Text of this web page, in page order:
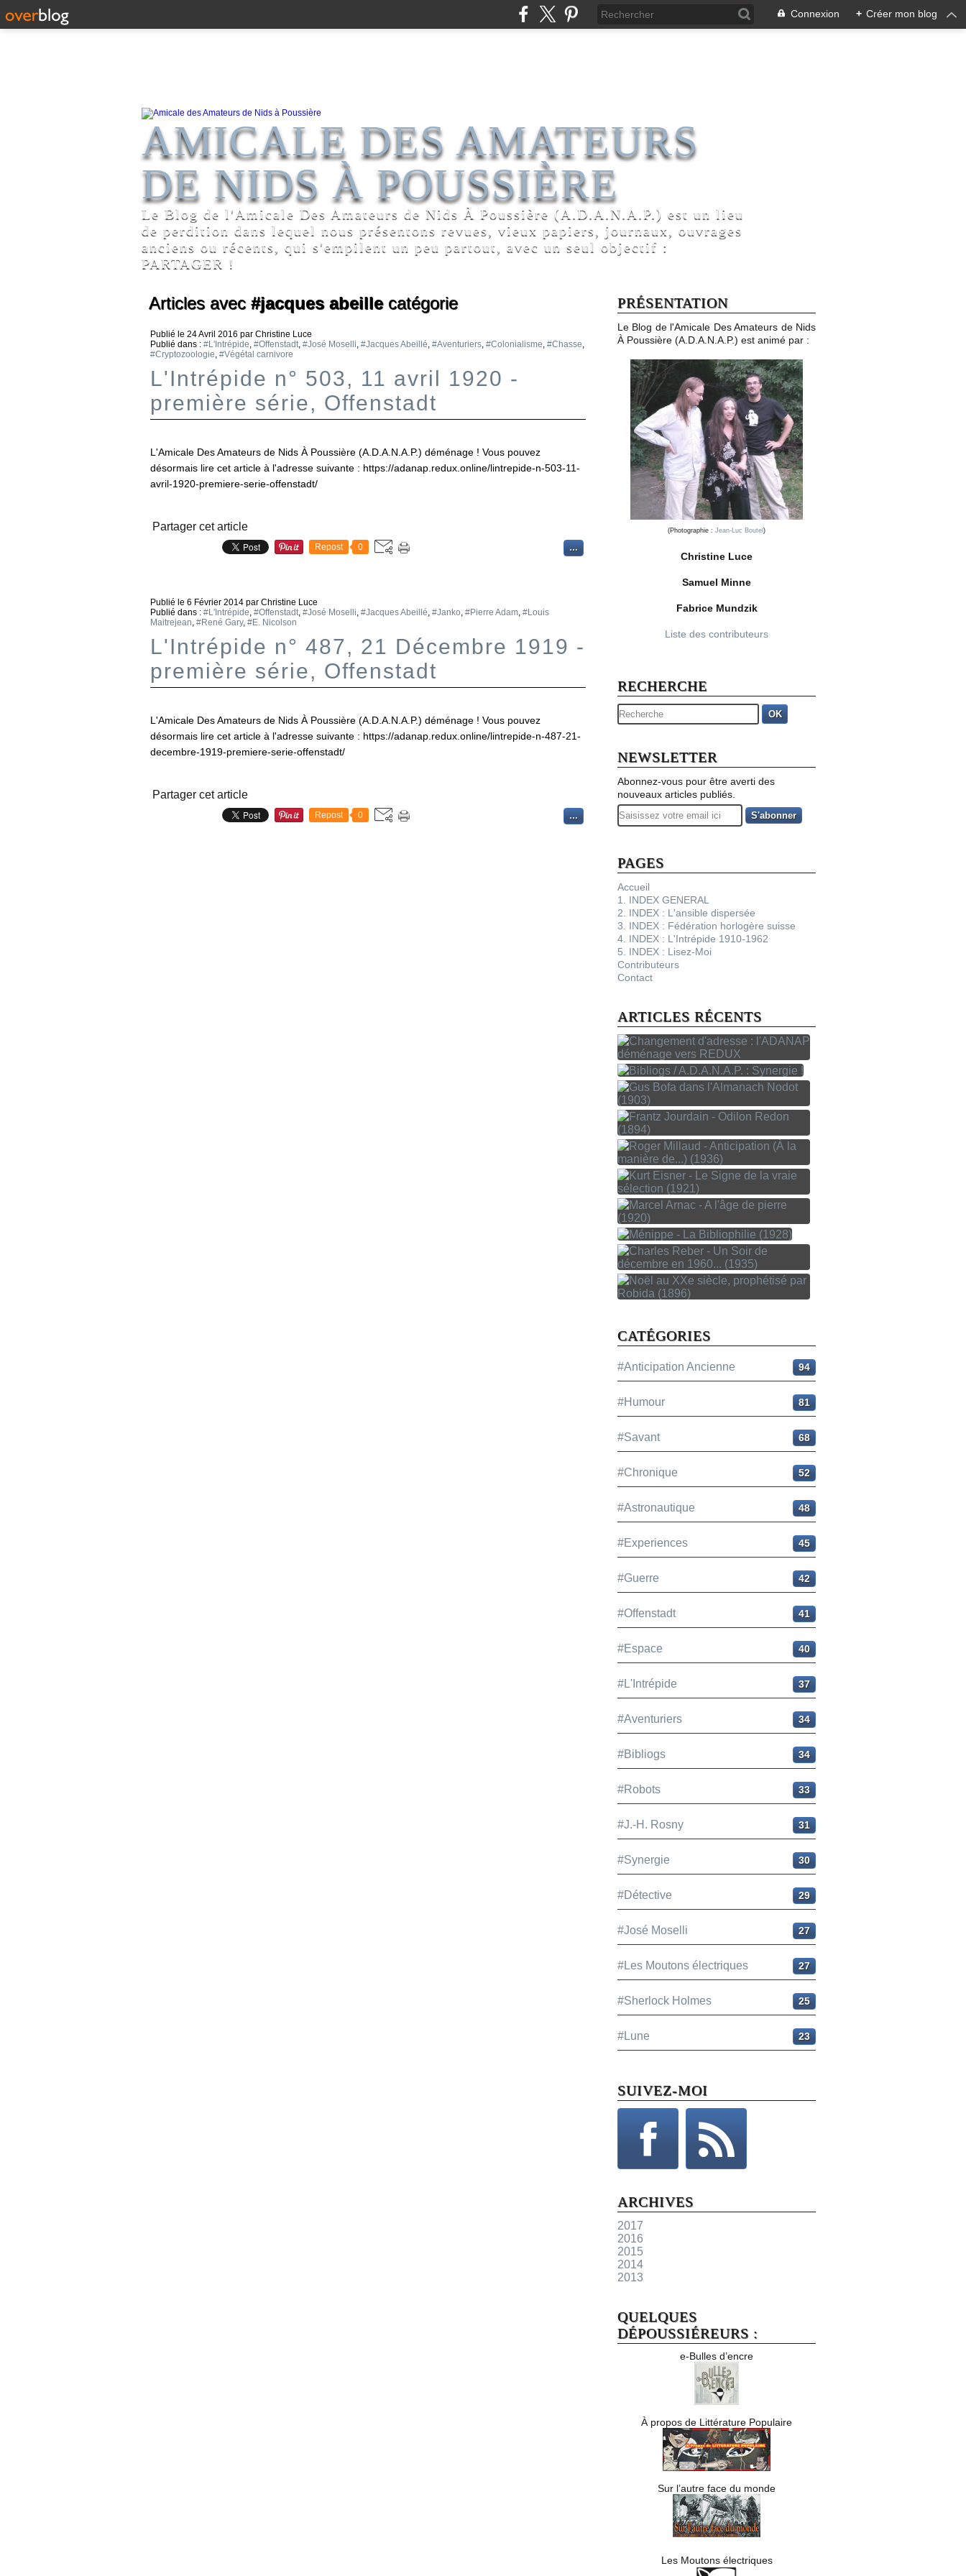
Connexion + Créer mon blog
AMICALE DES AMATEURS
DE NIDS À POUSSIÈRE
Le Blog de l'Amicale Des Amateurs de Nids À Poussière (A.D.A.N.A.P.) est un lieu
de perdition dans lequel nous présentons revues, vieux papiers, journaux, ouvrages
anciens ou récents, qui s'empilent un peu partout, avec un seul objectif :
PARTAGER !
Articles avec #jacques abeillecatégorie
Publié le 24 Avril 2016 par Christine Luce
Publié dans : #L'Intrépide, #Offenstadt, #José Moselli, #Jacques Abeillé, #Aventuriers, #Colonialisme, #Chasse,
#Cryptozoologie, #Végétal carnivore
L'Intrépide n° 503, 11 avril 1920 -
première série, Offenstadt
L'Amicale Des Amateurs de Nids À Poussière (A.D.A.N.A.P.) déménage ! Vous pouvez
désormais lire cet article à l'adresse suivante : https://adanap.redux.online/lintrepide-n-503-11-
avril-1920-premiere-serie-offenstadt/
Partager cet article
Repost 0 …
Publié le 6 Février 2014 par Christine Luce
Publié dans : #L'Intrépide, #Offenstadt, #José Moselli, #Jacques Abeillé, #Janko, #Pierre Adam, #Louis
Maitrejean, #René Gary, #E. Nicolson
L'Intrépide n° 487, 21 Décembre 1919 -
première série, Offenstadt
L'Amicale Des Amateurs de Nids À Poussière (A.D.A.N.A.P.) déménage ! Vous pouvez
désormais lire cet article à l'adresse suivante : https://adanap.redux.online/lintrepide-n-487-21-
decembre-1919-premiere-serie-offenstadt/
Partager cet article
Repost 0 …
PRÉSENTATION
Le Blog de l'Amicale Des Amateurs de Nids
À Poussière (A.D.A.N.A.P.) est animé par :
(Photographie : Jean-Luc Boutel )
Christine Luce
Samuel Minne
Fabrice Mundzik
Liste des contributeurs
RECHERCHE
OK
NEWSLETTER
Abonnez-vous pour être averti des
nouveaux articles publiés.
Email
PAGES
Accueil
1. INDEX GENERAL
2. INDEX : L'ansible dispersée
3. INDEX : Fédération horlogère suisse
4. INDEX : L'Intrépide 1910-1962
5. INDEX : Lisez-Moi
Contributeurs
Contact
ARTICLES RÉCENTS
CATÉGORIES
#Anticipation Ancienne 94
#Humour 81
#Savant 68
#Chronique 52
#Astronautique 48
#Experiences 45
#Guerre 42
#Offenstadt 41
#Espace 40
#L'Intrépide 37
#Aventuriers 34
#Bibliogs 34
#Robots 33
#J.-H. Rosny 31
#Synergie 30
#Détective 29
#José Moselli 27
#Les Moutons électriques 27
#Sherlock Holmes 25
#Lune 23
SUIVEZ-MOI
ARCHIVES
2017
2016
2015
2014
2013
QUELQUES
DÉPOUSSIÉREURS :
e-Bulles d’encre
À propos de Littérature Populaire
Sur l’autre face du monde
Les Moutons électriques